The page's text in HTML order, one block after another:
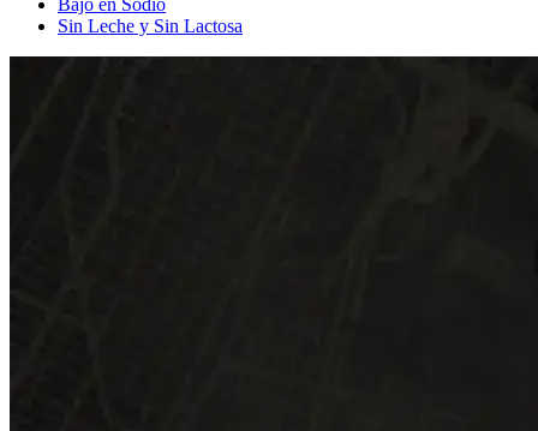
Sin Leche y Sin Lactosa